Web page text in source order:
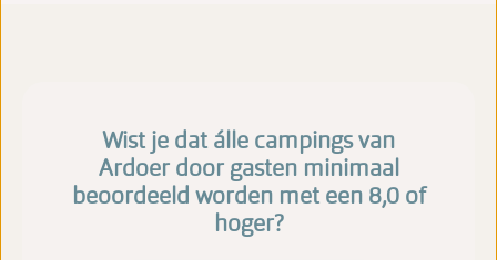
Wist je dat álle campings van
Ardoer door gasten minimaal
beoordeeld worden met een 8,0 of
hoger?